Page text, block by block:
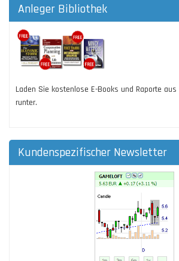
Anleger Bibliothek
Laden Sie kostenlose E-Books und Raporte
runter.
Kundenspezifischer Newsletter